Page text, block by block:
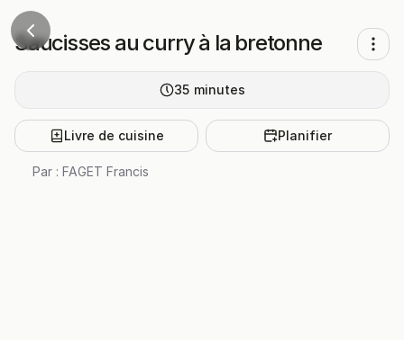
Saucisses au curry à la bretonne
35 minutes
Livre de cuisine Planifier
Par : FAGET Francis